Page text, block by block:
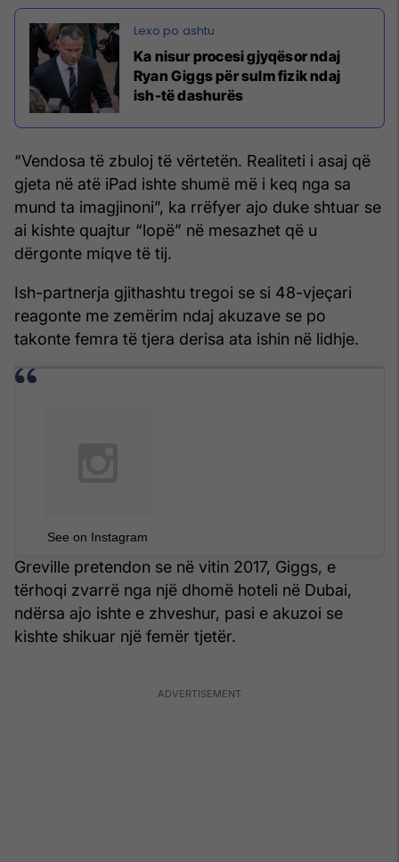
Ka nisur procesi gjyqësor ndaj
Ryan Giggs për sulm fizik ndaj
ish-të dashurës
“Vendosa të zbuloj të vërtetën. Realiteti i asaj që
gjeta në atë iPad ishte shumë më i keq nga sa
mund ta imagjinoni”, ka rrëfyer ajo duke shtuar se
ai kishte quajtur “lopë” në mesazhet që u
dërgonte miqve të tij.
Ish-partnerja gjithashtu tregoi se si 48-vjeçari
reagonte me zemërim ndaj akuzave se po
takonte femra të tjera derisa ata ishin në lidhje.
See on Instagram
Greville pretendon se në vitin 2017, Giggs, e
tërhoqi zvarrë nga një dhomë hoteli në Dubai,
ndërsa ajo ishte e zhveshur, pasi e akuzoi se
kishte shikuar një femër tjetër.